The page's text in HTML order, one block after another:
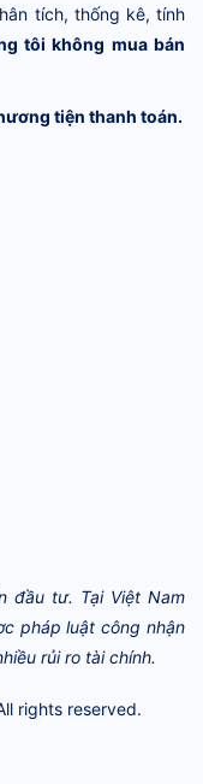
tích, thống kê, tính
tôi không mua bán
tiện thanh toán.
đầu tư. Tại Việt Nam
pháp luật công nhận
rủi ro tài chính.
rights reserved.